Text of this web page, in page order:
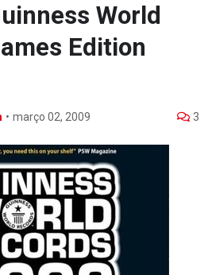
World
Edition
• março 02, 2009 3